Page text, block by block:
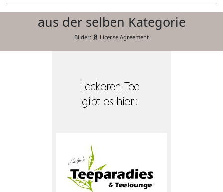
aus der selben Kategorie
Bilder: License Agreement